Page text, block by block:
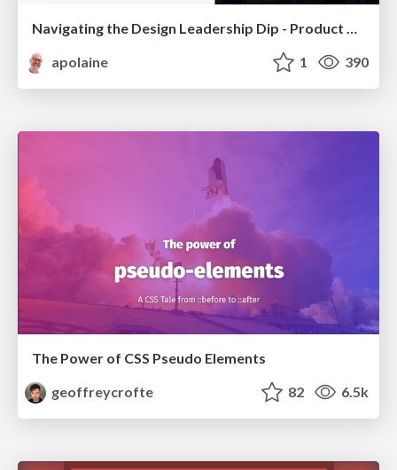
apolaine
1 390
The Power of CSS Pseudo Elements
geoffreycrofte
82 6.5k